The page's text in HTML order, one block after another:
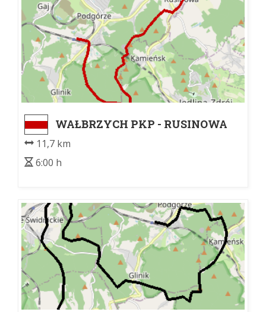
WAŁBRZYCH PKP - RUSINOWA
11,7 km
6:00 h